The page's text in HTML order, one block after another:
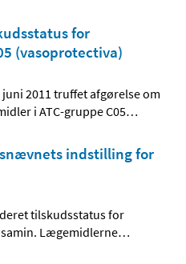
for
(vasoprotectiva)
2011 truffet afgørelse om
i ATC-gruppe C05…
indstilling for
tilskudsstatus for
Lægemidlerne…